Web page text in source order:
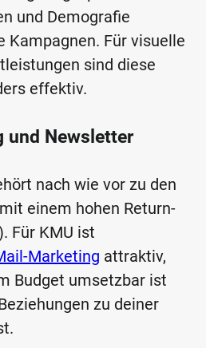
und Demografie
Kampagnen. Für visuelle
sind diese
effektiv.
und Newsletter
nach wie vor zu den
einem hohen Return-
Für KMU ist
Marketing attraktiv,
Budget umsetzbar ist
zu deiner